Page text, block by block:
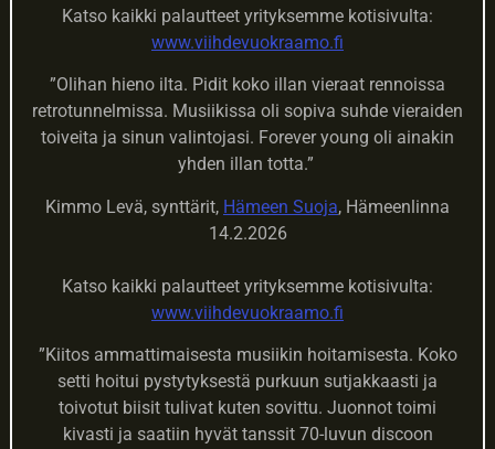
Katso kaikki palautteet yrityksemme kotisivulta:
www.viihdevuokraamo.fi
”Olihan hieno ilta. Pidit koko illan vieraat rennoissa
retrotunnelmissa. Musiikissa oli sopiva suhde vieraiden
toiveita ja sinun valintojasi. Forever young oli ainakin
yhden illan totta.”
Kimmo Levä, synttärit, Hämeen Suoja, Hämeenlinna
14.2.2026
Katso kaikki palautteet yrityksemme kotisivulta:
www.viihdevuokraamo.fi
”Kiitos ammattimaisesta musiikin hoitamisesta. Koko
setti hoitui pystytyksestä purkuun sutjakkaasti ja
toivotut biisit tulivat kuten sovittu. Juonnot toimi
kivasti ja saatiin hyvät tanssit 70-luvun discoon